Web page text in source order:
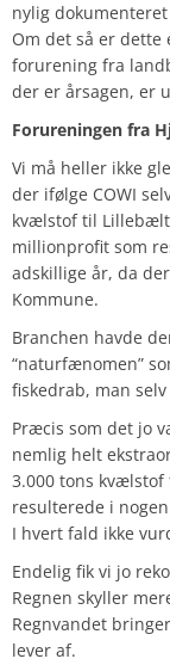
nylig
Om det så er
forurening fra
der er årsagen, er
Forureningen fra
Vi må heller ikke
der ifølge COWI
kvælstof til
millionprofit som
adskillige år, da
Kommune.
Branchen havde
“naturfænomen”
fiskedrab, man
Præcis som det jo
nemlig helt
3.000 tons
resulterede i
I hvert fald ikke
Endelig fik vi jo
Regnen skyller
Regnvandet
lever af.